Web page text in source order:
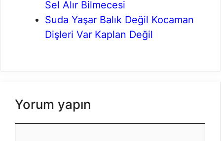
Sel Alır Bilmecesi
Suda Yaşar Balık Değil Kocaman
Dişleri Var Kaplan Değil
Yorum yapın